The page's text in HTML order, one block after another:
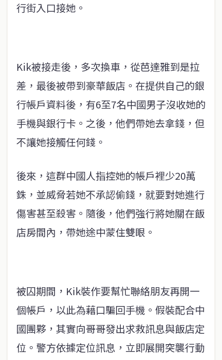
行街入口接她。
Kik被接走後，多次換車，從芭達雅到是拉
差，最後被帶到豪華飯店。在提供自己的銀
行帳戶資料後，有6至7名中國男子沒收她的
手機與銀行卡。之後，他們帶她去拿錢，但
不讓她接觸任何錢。
後來，這群中國人指控她的帳戶裡少20萬
銖，並威脅若她不承認偷錢，就要對她進行
傷害甚至殺害。隨後，他們強行將她關在飯
店房間內，帶她途中蒙住雙眼。
被囚期間，Kik裝作要幫忙聯絡朋友再開一
個帳戶，以此為藉口騙回手機。假裝配合中
國團夥，其實向哥哥發出求救訊息與飯店定
位。警方依據定位訊息，立即展開突襲行動